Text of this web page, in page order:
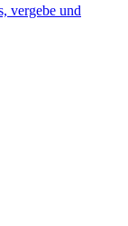
vergebe und